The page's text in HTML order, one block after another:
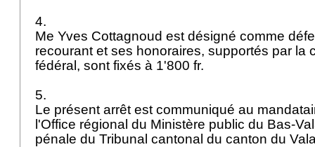
4.
Me Yves Cottagnoud est désigné comme
recourant et ses honoraires, supportés par la
fédéral, sont fixés à 1'800 fr.
5.
Le présent arrêt est communiqué au
l'Office régional du Ministère public du Bas-
pénale du Tribunal cantonal du canton du